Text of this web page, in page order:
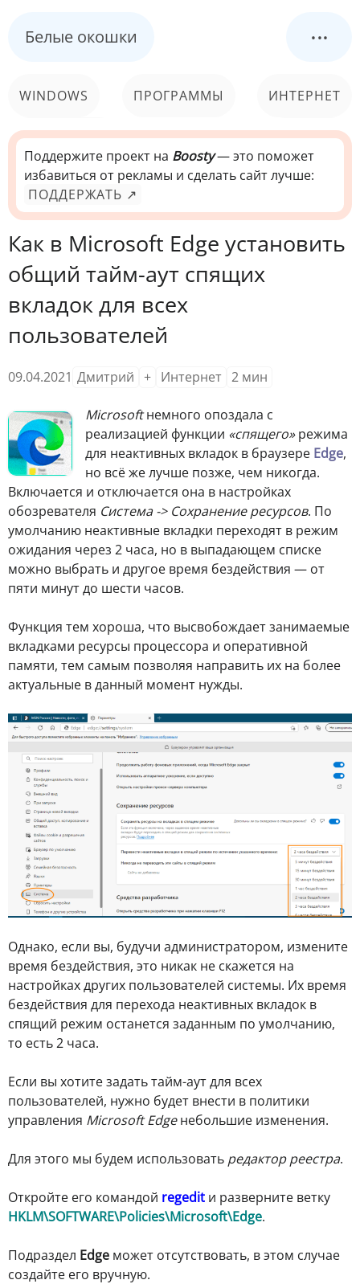
Белые окошки ...
WINDOWS ПРОГРАММЫ ИНТЕРНЕТ
КОМПЬЮТЕР
СИСТЕМА
Поддержите проект на Boosty— это поможет
избавиться от рекламы и сделать сайт лучше:
ПОДДЕРЖАТЬ ↗
Как в Microsoft Edge установить
общий тайм-аут спящих
вкладок для всех
пользователей
09.04.2021 Дмитрий + Интернет 2 мин
Microsoftнемного опоздала с
реализацией функции «спящего»режима
для неактивных вкладок в браузере Edge,
но всё же лучше позже, чем никогда.
Включается и отключается она в настройках
обозревателя Система -> Сохранение ресурсов. По
умолчанию неактивные вкладки переходят в режим
ожидания через 2 часа, но в выпадающем списке
можно выбрать и другое время бездействия — от
пяти минут до шести часов.
Функция тем хороша, что высвобождает занимаемые
вкладками ресурсы процессора и оперативной
памяти, тем самым позволяя направить их на более
актуальные в данный момент нужды.
Однако, если вы, будучи администратором, измените
время бездействия, это никак не скажется на
настройках других пользователей системы. Их время
бездействия для перехода неактивных вкладок в
спящий режим останется заданным по умолчанию,
то есть 2 часа.
Если вы хотите задать тайм-аут для всех
пользователей, нужно будет внести в политики
управления Microsoft Edgeнебольшие изменения.
Для этого мы будем использовать редактор реестра.
Откройте его командой regedit и разверните ветку
HKLM\SOFTWARE\Policies\Microsoft\Edge.
Подраздел Edge может отсутствовать, в этом случае
создайте его вручную.